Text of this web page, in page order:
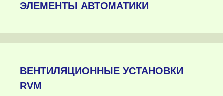
ЭЛЕМЕНТЫ АВТОМАТИКИ
ВЕНТИЛЯЦИОННЫЕ УСТАНОВКИ
RVM